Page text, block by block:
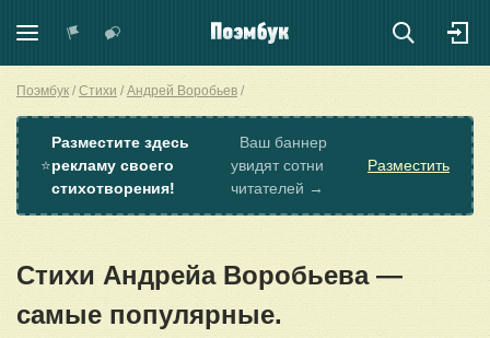
Поэмбук Стихи Андрей Воробьев
⭐
Разместите здесь
рекламу своего
стихотворения!
Ваш баннер
увидят сотни
читателей →
Разместить
Стихи Андрейа Воробьева —
самые популярные.